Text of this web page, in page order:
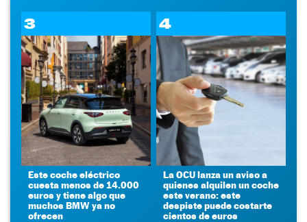
3
Este coche eléctrico
cuesta menos de 14.000
euros y tiene algo que
muchos BMW ya no
ofrecen
4
La OCU lanza un aviso a
quienes alquilen un coche
este verano: este
despiste puede costarte
cientos de euros